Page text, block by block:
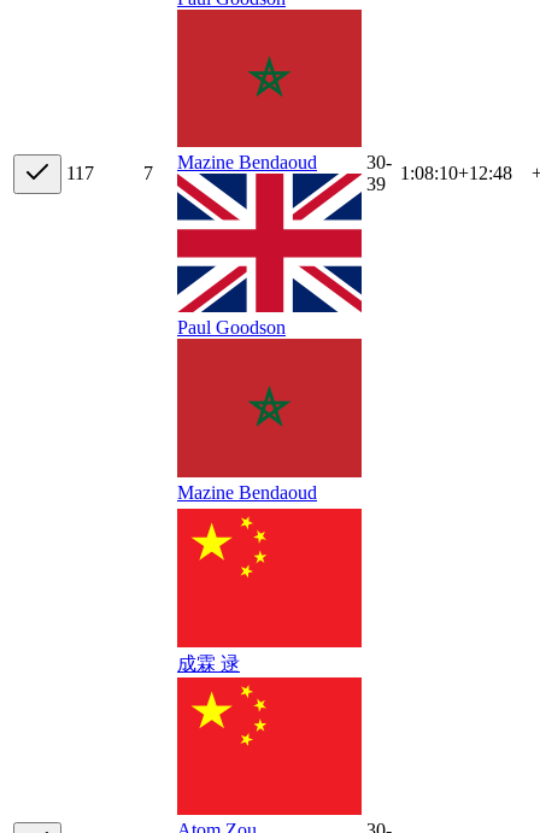
11 7 7 Mazine Bendaoud
Paul Goodson
Mazine Bendaoud
30-
39
1:08:10+12:48
成霖 逯